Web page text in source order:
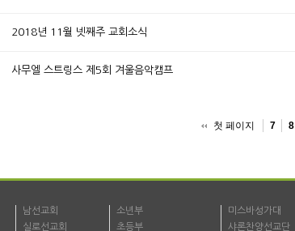
2018년 11월 넷째주 교회소식
사무엘 스트링스 제5회 겨울음악캠프
첫 페이지 7 8
남선교회
실로선교회
소년부
초등부
미스바성가대
샤론찬양선교단